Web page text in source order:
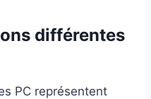
différentes
PC représentent